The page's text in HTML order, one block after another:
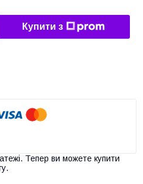
Купити з
Тепер ви можете купити